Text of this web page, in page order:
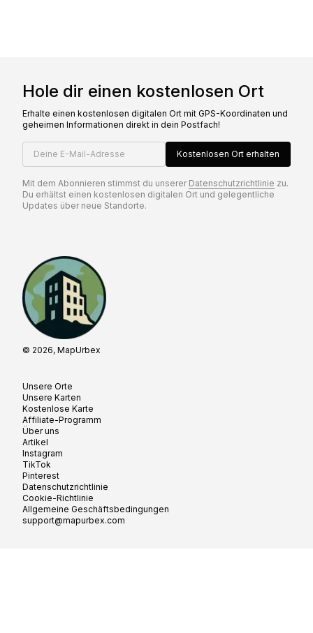
© 2026, MapUrbex
Unsere Orte
Unsere Karten
Kostenlose Karte
Affiliate-Programm
Über uns
Artikel
Instagram
TikTok
Pinterest
Datenschutzrichtlinie
Cookie-Richtlinie
Allgemeine Geschäftsbedingungen
support@mapurbex.com
Hole dir einen kostenlosen Ort
Erhalte einen kostenlosen digitalen Ort mit GPS-Koordinaten und
geheimen Informationen direkt in dein Postfach!
Deine E-Mail-Adresse Kostenlosen Ort erhalten
Mit dem Abonnieren stimmst du unserer Datenschutzrichtlinie zu.
Du erhältst einen kostenlosen digitalen Ort und gelegentliche
Updates über neue Standorte.